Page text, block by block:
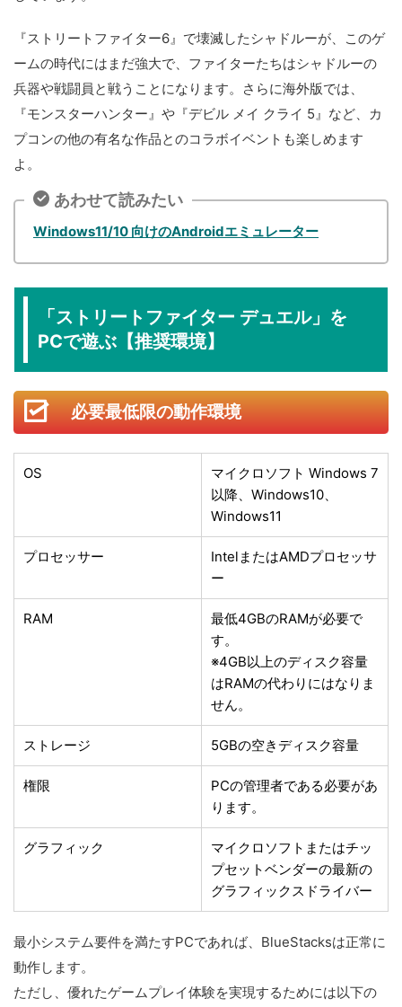
『ストリートファイター6』で壊滅したシャドルーが、このゲ
ームの時代にはまだ強大で、ファイターたちはシャドルーの
兵器や戦闘員と戦うことになります。さらに海外版では、
『モンスターハンター』や『デビル メイ クライ 5』など、カ
プコンの他の有名な作品とのコラボイベントも楽しめます
よ。
あわせて読みたい
Windows11/10 向けのAndroidエミュレーター
「ストリートファイター デュエル」を
PCで遊ぶ【推奨環境】
必要最低限の動作環境
OS
マイクロソフト Windows 7
以降、Windows10、
Windows11
プロセッサー
IntelまたはAMDプロセッサ
ー
RAM
最低4GBのRAMが必要で
す。
※4GB以上のディスク容量
はRAMの代わりにはなりま
せん。
ストレージ 5GBの空きディスク容量
権限
PCの管理者である必要があ
ります。
グラフィック
マイクロソフトまたはチッ
プセットベンダーの最新の
グラフィックスドライバー
最小システム要件を満たすPCであれば、BlueStacksは正常に
動作します。
ただし、優れたゲームプレイ体験を実現するためには以下の